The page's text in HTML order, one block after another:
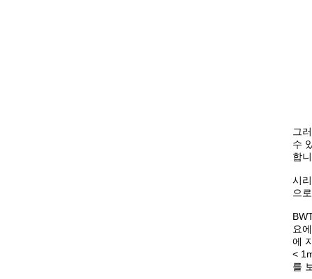
그
수
합
시
으
요
에
<
를